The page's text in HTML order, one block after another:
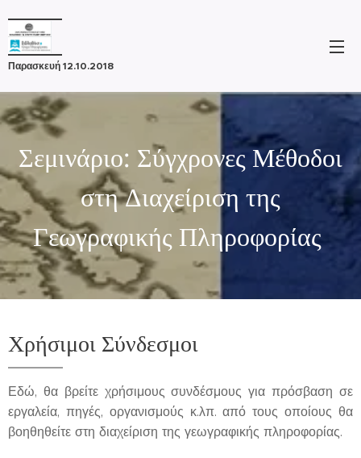
Παρασκευή 12.10.2018
Σεμινάριο: Σύγχρονες Μέθοδοι
στη Διαχείριση της
Γεωγραφικής Πληροφορίας
Χρήσιμοι Σύνδεσμοι
Εδώ, θα βρείτε χρήσιμους συνδέσμους για πρόσβαση σε
εργαλεία, πηγές, οργανισμούς κ.λπ. από τους οποίους θα
βοηθηθείτε στη διαχείριση της γεωγραφικής πληροφορίας.